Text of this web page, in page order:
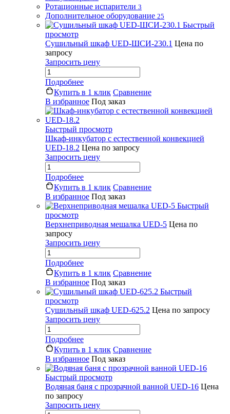
Ротационные испарители 3
Дополнительное оборудование 25
Быстрый
просмотр
Сушильный шкаф UED-ШСИ-230.1 Цена по
запросу
Запросить цену
Подробнее
Купить в 1 клик Сравнение
В избранное Под заказ
Быстрый просмотр
Шкаф-инкубатор с естественной конвекцией
UED-18.2 Цена по запросу
Запросить цену
Подробнее
Купить в 1 клик Сравнение
В избранное Под заказ
Быстрый
просмотр
Верхнеприводная мешалка UED-5 Цена по
запросу
Запросить цену
Подробнее
Купить в 1 клик Сравнение
В избранное Под заказ
Быстрый
просмотр
Сушильный шкаф UED-625.2 Цена по запросу
Запросить цену
Подробнее
Купить в 1 клик Сравнение
В избранное Под заказ
Быстрый просмотр
Водяная баня с прозрачной ванной UED-16 Цена
по запросу
Запросить цену